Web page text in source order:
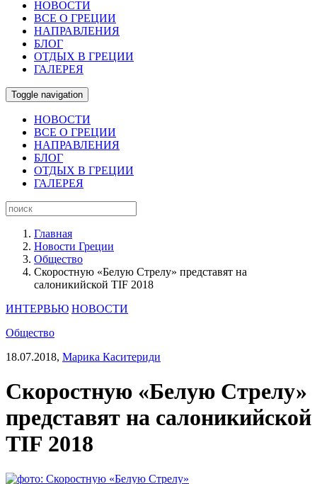
НОВОСТИ
ВСЕ О ГРЕЦИИ
НАПРАВЛЕНИЯ
БЛОГ
ОТДЫХ В ГРЕЦИИ
ГАЛЕРЕЯ
Toggle navigation
НОВОСТИ
ВСЕ О ГРЕЦИИ
НАПРАВЛЕНИЯ
БЛОГ
ОТДЫХ В ГРЕЦИИ
ГАЛЕРЕЯ
Главная
Новости Греции
Общество
Скоростную «Белую Стрелу» представят на
салоникийской TIF 2018
ИНТЕРВЬЮ НОВОСТИ
Общество
18.07.2018, Марика Каситериди
Скоростную «Белую Стрелу»
представят на салоникийской
TIF 2018